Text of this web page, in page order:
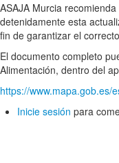
ASAJA Murcia
detenidamente esta
fin de garantizar el
El documento completo
Alimentación, dentro del
https://www.mapa.gob.es/
Inicie sesión para